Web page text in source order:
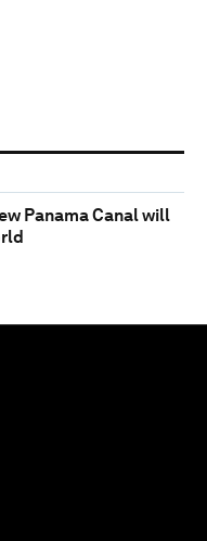
Panama Canal will